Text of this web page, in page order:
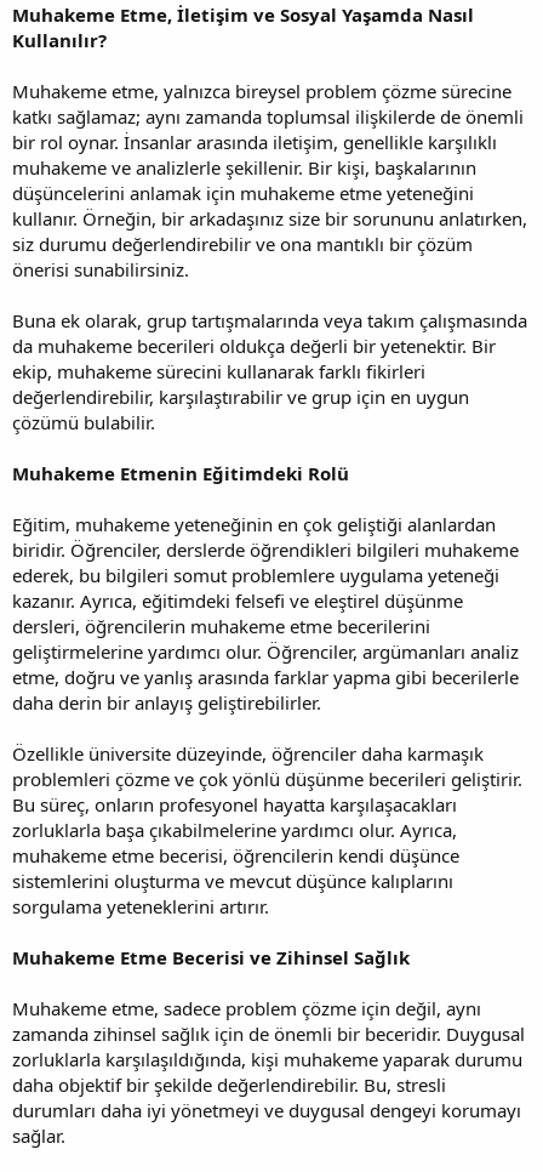
Muhakeme Etme, İletişim ve Sosyal Yaşamda Nasıl
Kullanılır?
Muhakeme etme, yalnızca bireysel problem çözme sürecine
katkı sağlamaz; aynı zamanda toplumsal ilişkilerde de önemli
bir rol oynar. İnsanlar arasında iletişim, genellikle karşılıklı
muhakeme ve analizlerle şekillenir. Bir kişi, başkalarının
düşüncelerini anlamak için muhakeme etme yeteneğini
kullanır. Örneğin, bir arkadaşınız size bir sorununu anlatırken,
siz durumu değerlendirebilir ve ona mantıklı bir çözüm
önerisi sunabilirsiniz.
Buna ek olarak, grup tartışmalarında veya takım çalışmasında
da muhakeme becerileri oldukça değerli bir yetenektir. Bir
ekip, muhakeme sürecini kullanarak farklı fikirleri
değerlendirebilir, karşılaştırabilir ve grup için en uygun
çözümü bulabilir.
Muhakeme Etmenin Eğitimdeki Rolü
Eğitim, muhakeme yeteneğinin en çok geliştiği alanlardan
biridir. Öğrenciler, derslerde öğrendikleri bilgileri muhakeme
ederek, bu bilgileri somut problemlere uygulama yeteneği
kazanır. Ayrıca, eğitimdeki felsefi ve eleştirel düşünme
dersleri, öğrencilerin muhakeme etme becerilerini
geliştirmelerine yardımcı olur. Öğrenciler, argümanları analiz
etme, doğru ve yanlış arasında farklar yapma gibi becerilerle
daha derin bir anlayış geliştirebilirler.
Özellikle üniversite düzeyinde, öğrenciler daha karmaşık
problemleri çözme ve çok yönlü düşünme becerileri geliştirir.
Bu süreç, onların profesyonel hayatta karşılaşacakları
zorluklarla başa çıkabilmelerine yardımcı olur. Ayrıca,
muhakeme etme becerisi, öğrencilerin kendi düşünce
sistemlerini oluşturma ve mevcut düşünce kalıplarını
sorgulama yeteneklerini artırır.
Muhakeme Etme Becerisi ve Zihinsel Sağlık
Muhakeme etme, sadece problem çözme için değil, aynı
zamanda zihinsel sağlık için de önemli bir beceridir. Duygusal
zorluklarla karşılaşıldığında, kişi muhakeme yaparak durumu
daha objektif bir şekilde değerlendirebilir. Bu, stresli
durumları daha iyi yönetmeyi ve duygusal dengeyi korumayı
sağlar.